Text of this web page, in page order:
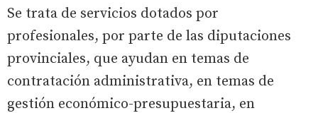
Se trata de servicios dotados por
profesionales, por parte de las diputaciones
provinciales, que ayudan en temas de
contratación administrativa, en temas de
gestión económico-presupuestaria, en